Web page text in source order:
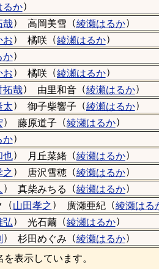
るか）
哉） 高岡美雪 （綾瀬はるか）
お） 橘咲（綾瀬はるか）
か）
お） 橘咲（綾瀬はるか）
拓哉） 由里和音（綾瀬はるか）
太） 御子柴響子 （綾瀬はるか）
） 藤原道子 （綾瀬はるか）
か）
也） 月丘菜緒（綾瀬はるか）
之 ） 唐沢雪穂（綾瀬はるか）
） 真柴みちる （綾瀬はるか）
（山田孝之 ） 廣瀬亜紀 （綾瀬はる
弘） 光石繭（綾瀬はるか）
） 杉田めぐみ （綾瀬はるか）
表示しています。